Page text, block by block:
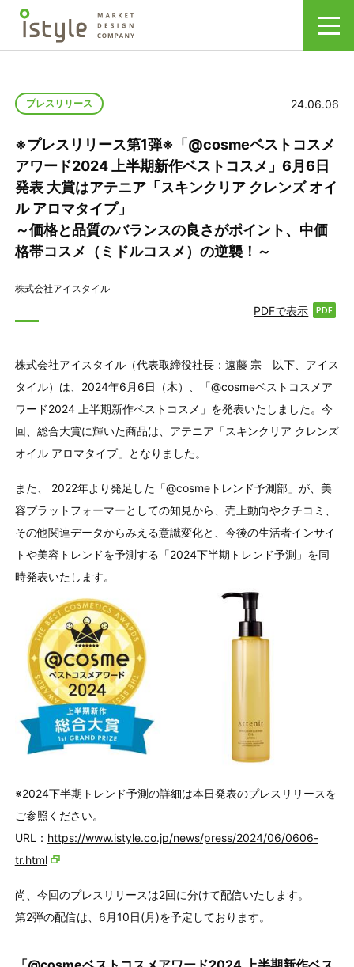
プレスリリース 24.06.06
※プレスリリース第1弾※「@cosmeベストコスメ
アワード2024 上半期新作ベストコスメ」6月6日
発表 大賞はアテニア「スキンクリア クレンズ オイ
ル アロマタイプ」
～価格と品質のバランスの良さがポイント、中価
格帯コスメ（ミドルコスメ）の逆襲！～
株式会社アイスタイル
PDFで表示
株式会社アイスタイル（代表取締役社長：遠藤 宗 以下、アイス
タイル）は、2024年6月6日（木）、「@cosmeベストコスメア
ワード2024 上半期新作ベストコスメ」を発表いたしました。今
回、総合大賞に輝いた商品は、アテニア「スキンクリア クレンズ
オイル アロマタイプ」となりました。
また、 2022年より発足した「@cosmeトレンド予測部」が、美
容プラットフォーマーとしての知見から、売上動向やクチコミ、
その他関連データからみえる意識変化と、今後の生活者インサイ
トや美容トレンドを予測する「2024下半期トレンド予測」を同
時発表いたします。
※2024下半期トレンド予測の詳細は本日発表のプレスリリースを
ご参照ください。
URL： https://www.istyle.co.jp/news/press/2024/06/0606-
tr.html
尚、今回のプレスリリースは2回に分けて配信いたします。
第2弾の配信は、6月10日(月)を予定しております。